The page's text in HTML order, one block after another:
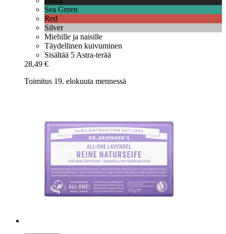
Sea Green
Red
Silver
Miehille ja naisille
Täydellinen kuivuminen
Sisältää 5 Astra-terää
28,49 €
Toimitus 19. elokuuta mennessä